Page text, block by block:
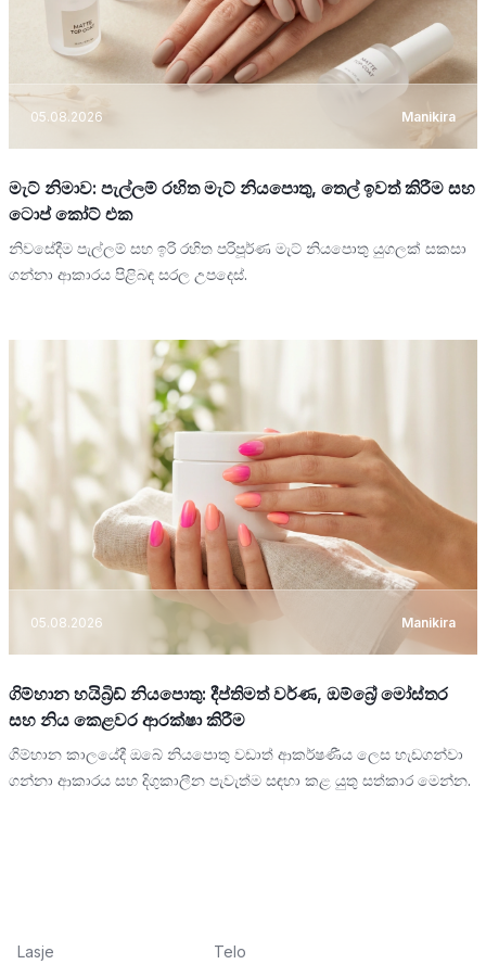
05.08.2026 Manikira
මැට් නිමාව: පැල්ලම් රහිත මැට් නියපොතු, තෙල් ඉවත් කිරීම සහ
ටොප් කෝට් එක
නිවසේදීම පැල්ලම් සහ ඉරි රහිත පරිපූර්ණ මැට් නියපොතු යුගලක් සකසා
ගන්නා ආකාරය පිළිබඳ සරල උපදෙස්.
05.08.2026 Manikira
ගිම්හාන හයිබ්‍රිඩ් නියපොතු: දීප්තිමත් වර්ණ, ඔම්බ්‍රේ මෝස්තර
සහ නිය කෙළවර ආරක්ෂා කිරීම
ගිම්හාන කාලයේදී ඔබේ නියපොතු වඩාත් ආකර්ෂණීය ලෙස හැඩගන්වා
ගන්නා ආකාරය සහ දිගුකාලීන පැවැත්ම සඳහා කළ යුතු සත්කාර මෙන්න.
Lasje
Telo